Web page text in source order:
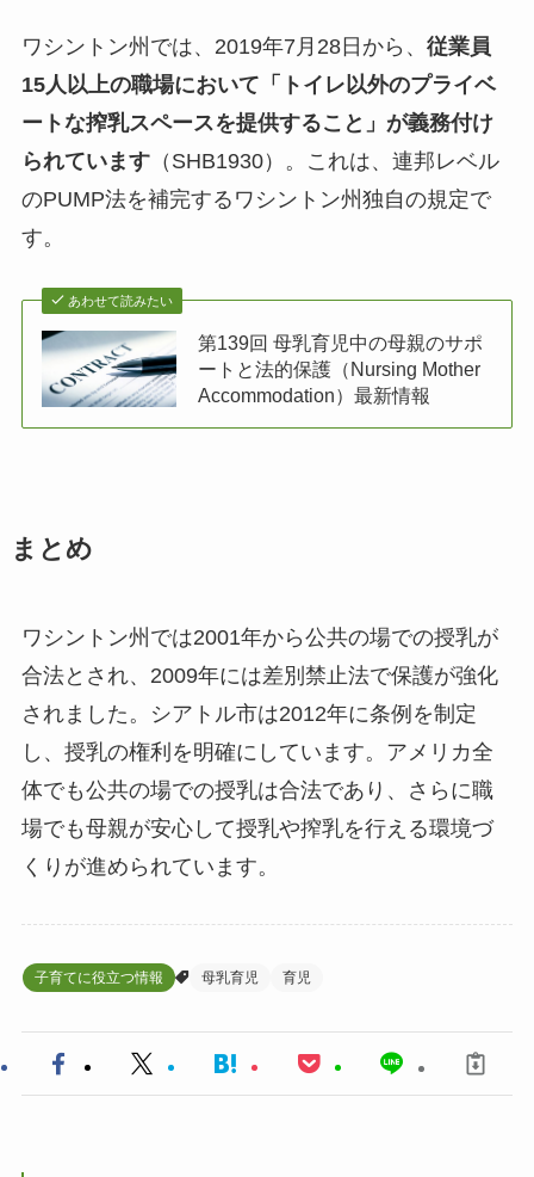
ワシントン州では、2019年7月28日から、 従業員
15人以上の職場において「トイレ以外のプライベ
ートな搾乳スペースを提供すること」が義務付け
られています（SHB1930）。これは、連邦レベル
のPUMP法を補完するワシントン州独自の規定で
す。
あわせて読みたい
第139回 母乳育児中の母親のサポ
ートと法的保護（Nursing Mother
Accommodation）最新情報
まとめ
ワシントン州では2001年から公共の場での授乳が
合法とされ、2009年には差別禁止法で保護が強化
されました。シアトル市は2012年に条例を制定
し、授乳の権利を明確にしています。アメリカ全
体でも公共の場での授乳は合法であり、さらに職
場でも母親が安心して授乳や搾乳を行える環境づ
くりが進められています。
子育てに役立つ情報 母乳育児 育児